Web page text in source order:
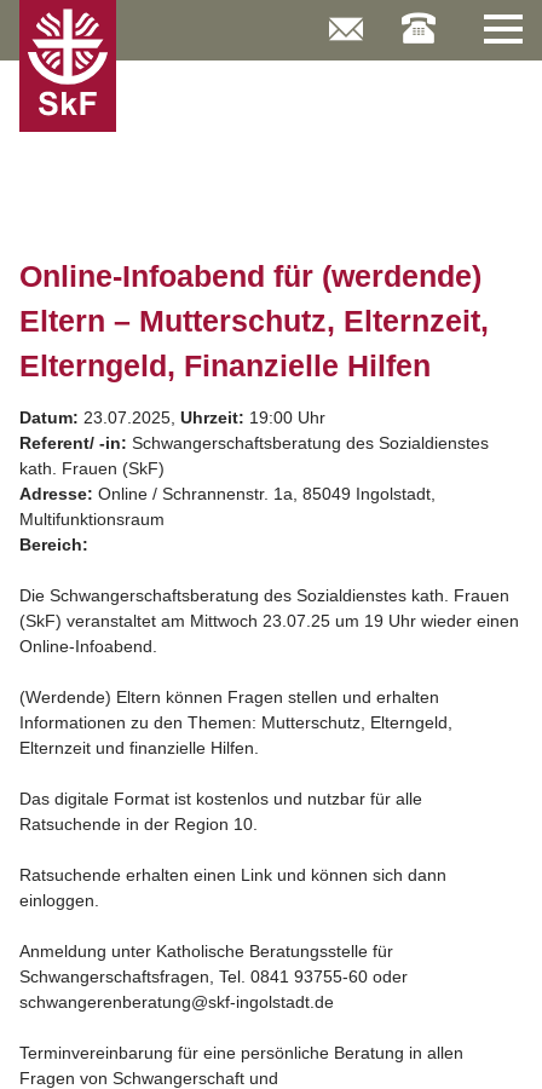
content
Online-Infoabend für (werdende)
Eltern – Mutterschutz, Elternzeit,
Elterngeld, Finanzielle Hilfen
Datum: 23.07.2025, Uhrzeit: 19:00 Uhr
Referent/ -in: Schwangerschaftsberatung des Sozialdienstes
kath. Frauen (SkF)
Adresse: Online / Schrannenstr. 1a, 85049 Ingolstadt,
Multifunktionsraum
Bereich:
Die Schwangerschaftsberatung des Sozialdienstes kath. Frauen
(SkF) veranstaltet am Mittwoch 23.07.25 um 19 Uhr wieder einen
Online-Infoabend.
(Werdende) Eltern können Fragen stellen und erhalten
Informationen zu den Themen: Mutterschutz, Elterngeld,
Elternzeit und finanzielle Hilfen.
Das digitale Format ist kostenlos und nutzbar für alle
Ratsuchende in der Region 10.
Ratsuchende erhalten einen Link und können sich dann
einloggen.
Anmeldung unter Katholische Beratungsstelle für
Schwangerschaftsfragen, Tel. 0841 93755-60 oder
schwangerenberatung@skf-ingolstadt.de
Terminvereinbarung für eine persönliche Beratung in allen
Fragen von Schwangerschaft und